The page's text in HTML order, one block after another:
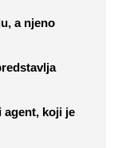
a njeno
agent, koji je